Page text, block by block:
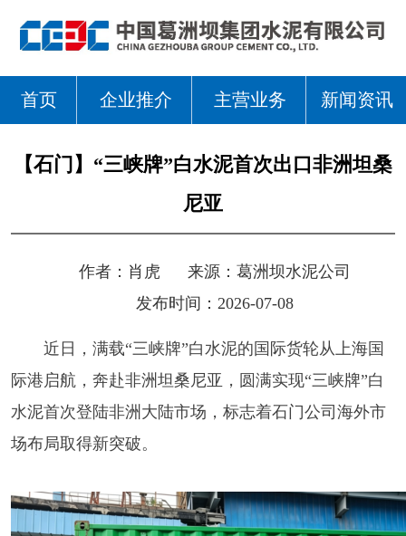
首页 企业推介 主营业务 新闻资讯
【石门】“三峡牌”白水泥首次出口非洲坦桑
尼亚
作者： 肖虎 来源： 葛洲坝水泥公司
发布时间：2026-07-08
近日，满载“三峡牌”白水泥的国际货轮从上海国
际港启航，奔赴非洲坦桑尼亚，圆满实现“三峡牌”白
水泥首次登陆非洲大陆市场，标志着石门公司海外市
场布局取得新突破。